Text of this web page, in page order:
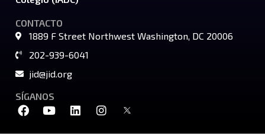
CONTACTO
1889 F Street Northwest Washington, DC 20006
202-939-6041
jid@jid.org
SÍGANOS